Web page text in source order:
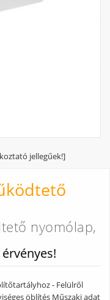
jellegűek!]
nyomólap,
- Felülről
öblítés Műszaki adat